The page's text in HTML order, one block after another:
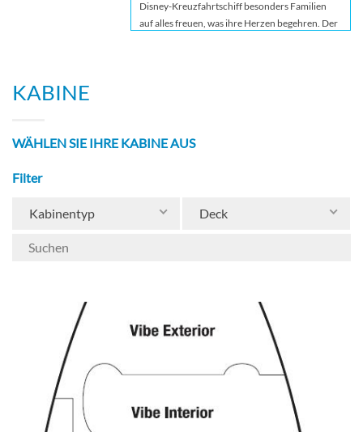
Disney-Kreuzfahrtschiff besonders Familien
auf alles freuen, was ihre Herzen begehren. Der
KABINE
WÄHLEN SIE IHRE KABINE AUS
Filter
Kabinentyp Deck